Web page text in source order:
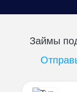
Займы